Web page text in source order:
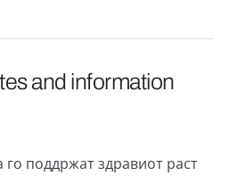
and information
го поддржат здравиот раст